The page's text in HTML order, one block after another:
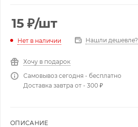
15 ₽/шт
Нет в наличии Нашли дешевле?
Хочу в подарок
Самовывоз сегодня - бесплатно
Доставка завтра от - 300 ₽
ОПИСАНИЕ